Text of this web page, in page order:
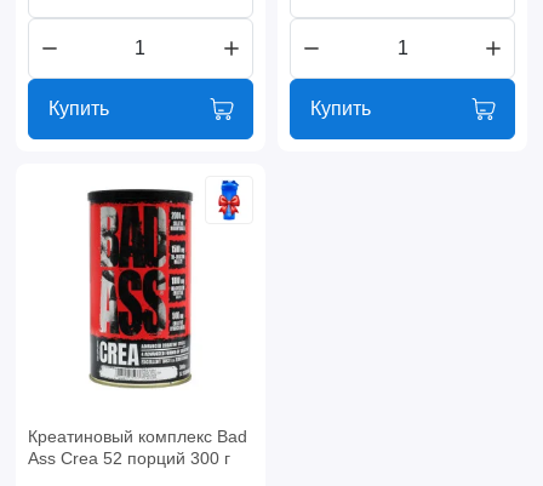
Купить Купить
Креатиновый комплекс Bad
Ass Crea 52 порций 300 г